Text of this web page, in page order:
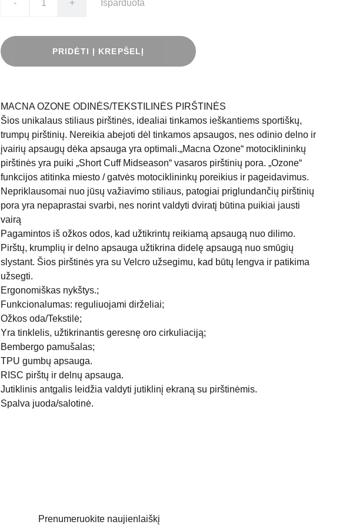
- + Išparduota
PRIDĖTI Į KREPŠELĮ
MACNA OZONE ODINĖS/TEKSTILINĖS PIRŠTINĖS
Šios unikalaus stiliaus pirštinės, idealiai tinkamos ieškantiems sportiškų,
trumpų pirštinių. Nereikia abejoti dėl tinkamos apsaugos, nes odinio delno ir
įvairių apsaugų dėka apsauga yra optimali.„Macna Ozone“ motociklininkų
pirštinės yra puiki „Short Cuff Midseason“ vasaros pirštinių pora. „Ozone“
funkcijos atitinka miesto / gatvės motociklininkų poreikius ir pageidavimus.
Nepriklausomai nuo jūsų važiavimo stiliaus, patogiai priglundančių pirštinių
pora yra nepaprastai svarbi, nes norint valdyti dviratį būtina puikiai jausti
vairą
Pagamintos iš ožkos odos, kad užtikrintų reikiamą apsaugą nuo dilimo.
Pirštų, krumplių ir delno apsauga užtikrina didelę apsaugą nuo smūgių
slystant. Šios pirštinės yra su Velcro užsegimu, kad būtų lengva ir patikima
užsegti.
Ergonomiškas nykštys.;
Funkcionalumas: reguliuojami dirželiai;
Ožkos oda/Tekstilė;
Yra tinklelis, užtikrinantis geresnę oro cirkuliaciją;
Bembergo pamušalas;
TPU gumbų apsauga.
RISC pirštų ir delnų apsauga.
Jutiklinis antgalis leidžia valdyti jutiklinį ekraną su pirštinėmis.
Spalva juoda/salotinė.
Prenumeruokite naujienlaiškį